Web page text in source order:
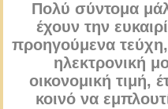
Πολύ σύντομα
έχουν την
προηγούμενα τεύχη,
ηλεκτρονική
οικονομική τιμή,
κοινό να